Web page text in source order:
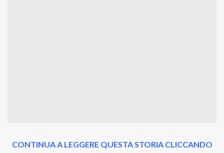
CONTINUA A LEGGERE QUESTA STORIA CLICCANDO